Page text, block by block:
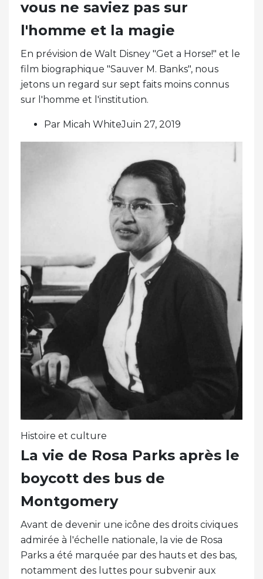
vous ne saviez pas sur
l'homme et la magie
En prévision de Walt Disney "Get a Horse!" et le
film biographique "Sauver M. Banks", nous
jetons un regard sur sept faits moins connus
sur l'homme et l'institution.
Par Micah WhiteJuin 27, 2019
Histoire et culture
La vie de Rosa Parks après le
boycott des bus de
Montgomery
Avant de devenir une icône des droits civiques
admirée à l'échelle nationale, la vie de Rosa
Parks a été marquée par des hauts et des bas,
notamment des luttes pour subvenir aux